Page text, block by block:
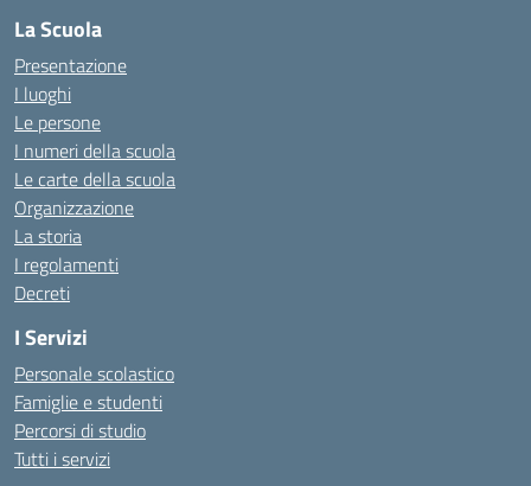
La Scuola
Presentazione
I luoghi
Le persone
I numeri della scuola
Le carte della scuola
Organizzazione
La storia
I regolamenti
Decreti
I Servizi
Personale scolastico
Famiglie e studenti
Percorsi di studio
Tutti i servizi